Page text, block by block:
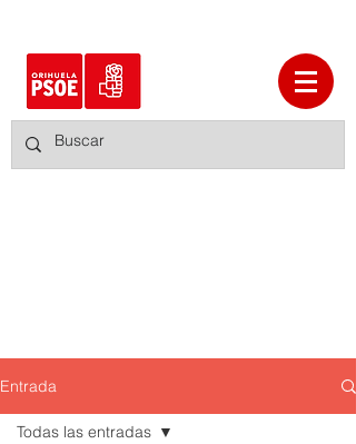
Entrada
Todas las entradas